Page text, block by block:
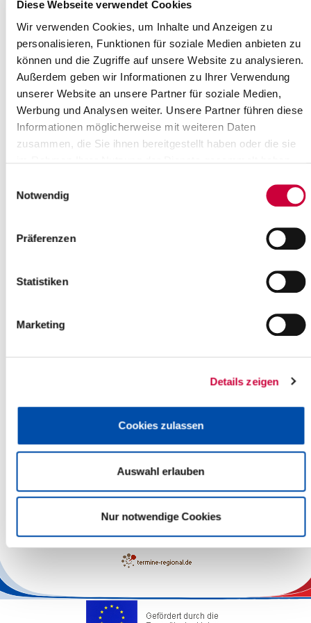
Diese Webseite verwendet Cookies
Wir verwenden Cookies, um Inhalte und Anzeigen zu
personalisieren, Funktionen für soziale Medien anbieten zu
können und die Zugriffe auf unsere Website zu analysieren.
Außerdem geben wir Informationen zu Ihrer Verwendung
unserer Website an unsere Partner für soziale Medien,
Werbung und Analysen weiter. Unsere Partner führen diese
Informationen möglicherweise mit weiteren Daten
zusammen, die Sie ihnen bereitgestellt haben oder die sie
Notwendig
Präferenzen
Statistiken
Marketing
Details zeigen
Cookies zulassen
Auswahl erlauben
Nur notwendige Cookies
Wo genau?
Kategorie:
Kirche , Andacht , Sonstige
Quelle
Ev.-Luth. Kirchengemeinde Kellinghusen
Lindenstraße 2
25548 Kellinghusen
Telefon:+49 4822 2025
Zurück zur Auswahl
+